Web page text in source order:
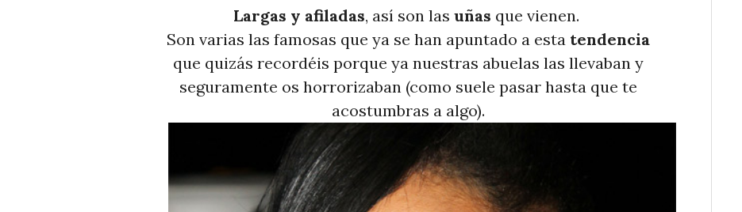
Largas y afiladas, así son las uñas que vienen.
Son varias las famosas que ya se han apuntado a esta tendencia
que quizás recordéis porque ya nuestras abuelas las llevaban y
seguramente os horrorizaban (como suele pasar hasta que te
acostumbras a algo).